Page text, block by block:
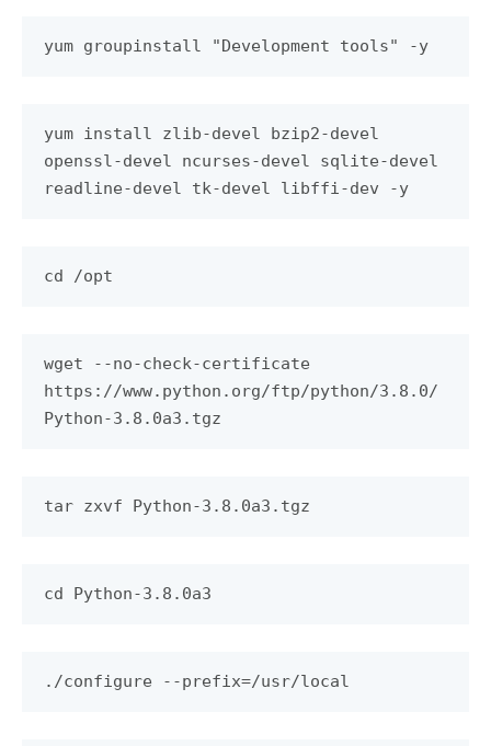
yum groupinstall "Development tools" -y
yum install zlib-devel bzip2-devel
openssl-devel ncurses-devel sqlite-devel
readline-devel tk-devel libffi-dev -y
cd /opt
wget --no-check-certificate
https://www.python.org/ftp/python/3.8.0/
Python-3.8.0a3.tgz
tar zxvf Python-3.8.0a3.tgz
cd Python-3.8.0a3
./configure --prefix=/usr/local